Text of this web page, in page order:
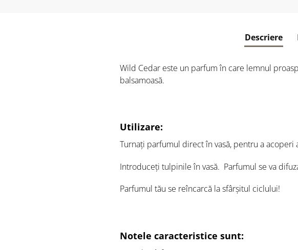
Descriere
Wild Cedar este un parfum în care lemnul
balsamoasă.
Utilizare:
Turnați parfumul direct în vasă, pentru a acoperi
Introduceți tulpinile în vasă. Parfumul se va
Parfumul tău se reîncarcă la sfârșitul ciclului!
Notele caracteristice sunt: